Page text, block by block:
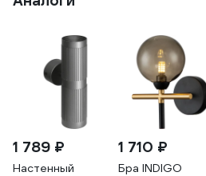
1 789 ₽
Настенный
1 710 ₽
Бра INDIGO